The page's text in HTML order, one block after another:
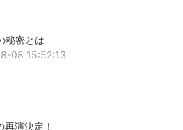
秘密とは
08 15:52:13
演決定！